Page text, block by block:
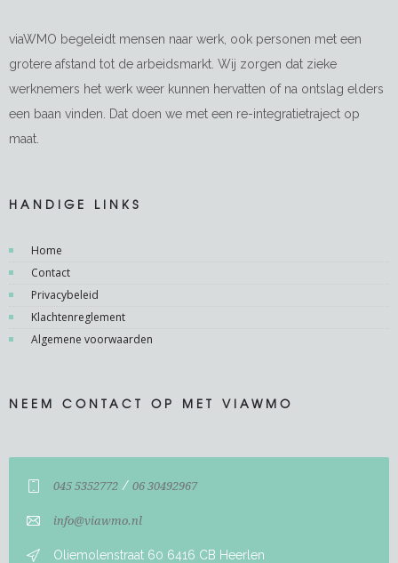
viaWMO begeleidt mensen naar werk, ook personen met een
grotere afstand tot de arbeidsmarkt. Wij zorgen dat zieke
werknemers het werk weer kunnen hervatten of na ontslag elders
een baan vinden. Dat doen we met een re-integratietraject op
maat.
HANDIGE LINKS
Home
Contact
Privacybeleid
Klachtenreglement
Algemene voorwaarden
NEEM CONTACT OP MET VIAWMO
045 5352772 / 06 30492967
info@viawmo.nl
Oliemolenstraat 60 6416 CB Heerlen